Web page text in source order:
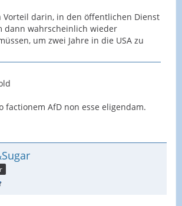
Vorteil darin, in den öffentlichen Dienst
dann wahrscheinlich wieder
um zwei Jahre in die USA zu
factionem AfD non esse eligendam.